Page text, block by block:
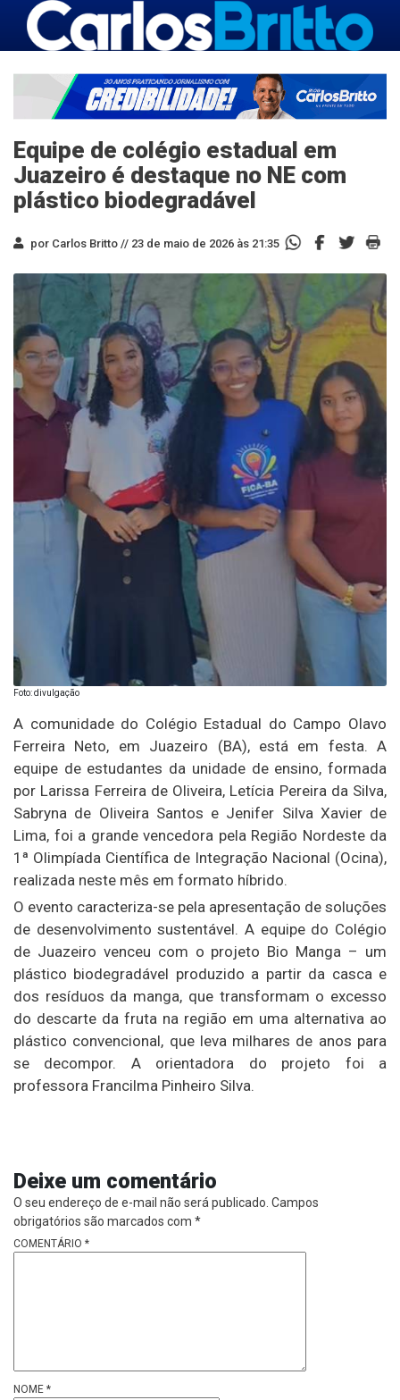
Equipe de colégio estadual em
Juazeiro é destaque no NE com
plástico biodegradável
por Carlos Britto // 23 de maio de 2026 às 21:35
Foto: divulgação
A comunidade do Colégio Estadual do Campo Olavo
Ferreira Neto, em Juazeiro (BA), está em festa. A
equipe de estudantes da unidade de ensino, formada
por Larissa Ferreira de Oliveira, Letícia Pereira da Silva,
Sabryna de Oliveira Santos e Jenifer Silva Xavier de
Lima, foi a grande vencedora pela Região Nordeste da
1ª Olimpíada Científica de Integração Nacional (Ocina),
realizada neste mês em formato híbrido.
O evento caracteriza-se pela apresentação de soluções
de desenvolvimento sustentável. A equipe do Colégio
de Juazeiro venceu com o projeto Bio Manga – um
plástico biodegradável produzido a partir da casca e
dos resíduos da manga, que transformam o excesso
do descarte da fruta na região em uma alternativa ao
plástico convencional, que leva milhares de anos para
se decompor. A orientadora do projeto foi a
professora Francilma Pinheiro Silva.
Deixe um comentário
O seu endereço de e-mail não será publicado. Campos
obrigatórios são marcados com *
COMENTÁRIO *
NOME *